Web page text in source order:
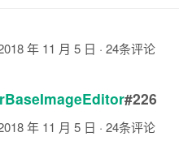
年 11 月 5 日 · 24条评论
#226
年 11 月 5 日 · 24条评论